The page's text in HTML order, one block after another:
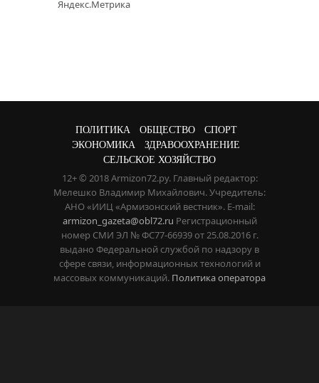
ПОЛИТИКА ОБЩЕСТВО
СПОРТ
ЭКОНОМИКА
ЗДРАВООХРАНЕНИЕ
СЕЛЬСКОЕ ХОЗЯЙСТВО
12+ © 2018 Armizon72.ру. Главный редактор:
Мелешко Владимир Михайлович. Учредитель:
АНО «ИИЦ «Армизонский вестник». E-mail:
armizon_gazeta@obl72.ru Регистрационный
номер СМИ ЭЛ № ФС77-66939 от 25.08.2016 г.
выдано Федеральной службой по надзору в
сфере связи, информационных технологий и
массовых коммуникаций. Политика оператора